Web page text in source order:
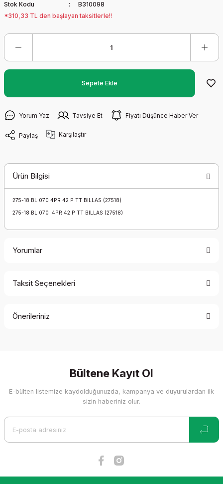
Stok Kodu
B310098
*310,33 TL den başlayan taksitlerle!!
Sepete Ekle
Yorum Yaz Tavsiye Et Fiyatı Düşünce Haber Ver
Paylaş Karşılaştır
Ürün Bilgisi
275-18 BL 070 4PR 42 P TT BILLAS (27518)
275-18 BL 070 4PR 42 P TT BILLAS (27518)
Yorumlar
Taksit Seçenekleri
Önerileriniz
Görüş ve önerileriniz için teşekkür ederiz.
Ürün resmi kalitesiz, bozuk veya görüntülenemiyor.
Bültene Kayıt Ol
E-bülten listemize kaydolduğunuzda, kampanya ve duyurulardan ilk
sizin haberiniz olur.